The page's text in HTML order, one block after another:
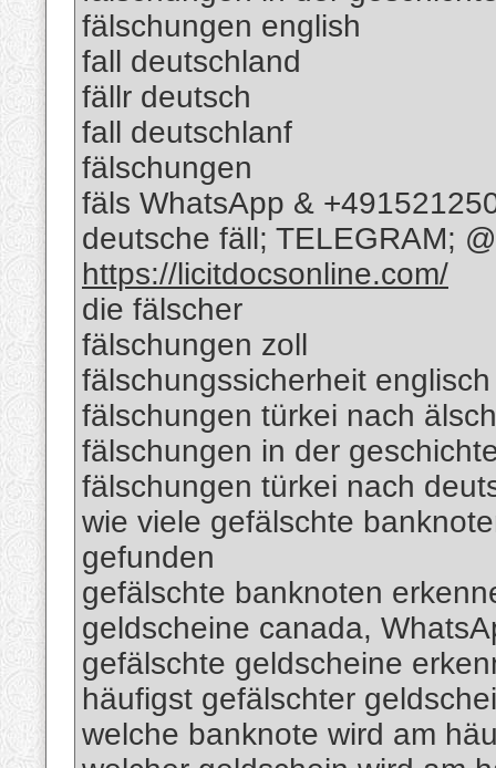
fälschungen english
fall deutschland
fällr deutsch
fall deutschlanf
fälschungen
fäls WhatsApp &
deutsche fäll; TELEGRAM;
https://licitdocsonline.com/
die fälscher
fälschungen zoll
fälschungssicherheit englisch
fälschungen türkei nach
fälschungen in der
fälschungen türkei nach
wie viele gefälschte
gefunden
gefälschte banknoten
geldscheine canada,
gefälschte geldscheine
häufigst gefälschter
welche banknote wird am